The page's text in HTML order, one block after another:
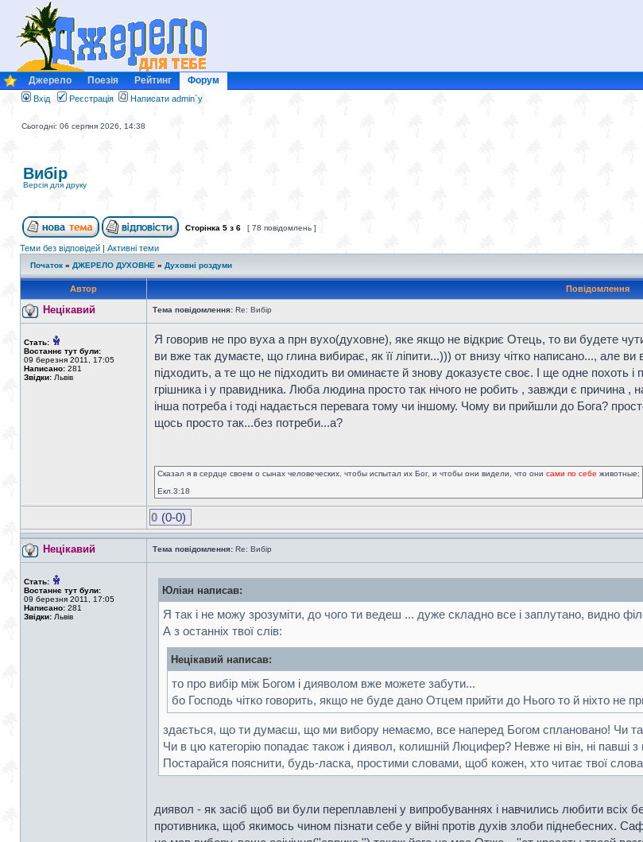
Джерело Поезія Рейтинг Форум
Вхід Реєстрація Написати admin`у
Сьогодні: 06 серпня 2026, 14:38
Вибір
Версія для друку
Сторінка 5 з 6 [ 78 повідомлень ]
Теми без відповідей | Активні теми
Початок » ДЖЕРЕЛО ДУХОВНЕ » Духовні роздуми
Автор Повідомлення
Нецікавий Тема повідомлення: Re: Вибір
Стать:
Востаннє тут були:
09 березня 2011, 17:05
Написано: 281
Звідки: Львів
Я говорив не про вуха а прн вухо(духовне), яке якщо не відкриє Отець, то ви будете
ви вже так думаєте, що глина вибирає, як її ліпити...))) от внизу чітко написано..., але
підходить, а те що не підходить ви оминаєте й знову доказуєте своє. І ще одне похоть і
грішника і у правидника. Люба людина просто так нічого не робить , завжди є причина
інша потреба і тоді надається перевага тому чи іншому. Чому ви прийшли до Бога?
щось просто так...без потреби...а?
Сказал я в сердце своем о сынах человеческих, чтобы испытал их Бог, и чтобы они видели, что они сами по себе животные;
Екл.3:18
0 (0-0)
Нецікавий Тема повідомлення: Re: Вибір
Стать:
Востаннє тут були:
09 березня 2011, 17:05
Написано: 281
Звідки: Львів
Юліан написав:
Я так і не можу зрозуміти, до чого ти ведеш ... дуже складно все і заплутано, видно
А з останніх твої слів:
Нецікавий написав:
то про вибір між Богом і дияволом вже можете забути...
бо Господь чітко говорить, якщо не буде дано Отцем прийти до Нього то й ніхто не
здається, що ти думаєш, що ми вибору немаємо, все наперед Богом сплановано! Чи
Чи в цю категорію попадає також і диявол, колишній Люцифер? Невже ні він, ні павші
Постарайся пояснити, будь-ласка, простими словами, щоб кожен, хто читає твої
диявол - як засіб щоб ви були переплавлені у випробуваннях і навчились любити всіх
противника, щоб якимось чином пізнати себе у війні протів духів злоби піднебесних.